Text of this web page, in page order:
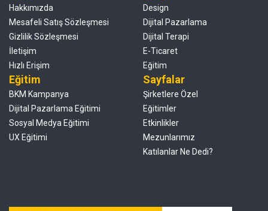
Hakkımızda
Mesafeli Satış Sözleşmesi
Gizlilik Sözleşmesi
İletişim
Hızlı Erişim
Design
Dijital Pazarlama
Dijital Terapi
E-Ticaret
Eğitim
Eğitim
BKM Kampanya
Dijital Pazarlama Eğitimi
Sosyal Medya Eğitimi
UX Eğitimi
Sayfalar
Şirketlere Özel
Eğitimler
Etkinlikler
Mezunlarımız
Katılanlar Ne Dedi?